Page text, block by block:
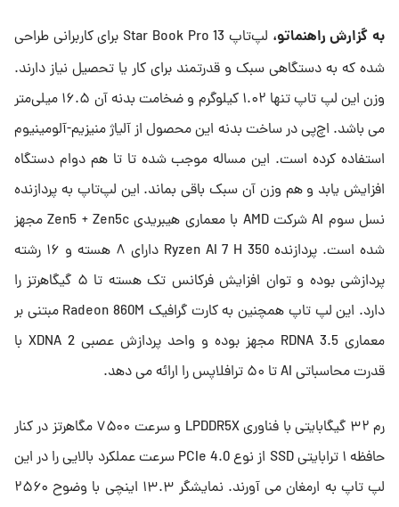
به گزارش راهنماتو،
لپ‌تاپ Star Book Pro 13 برای کاربرانی طراحی
شده که به دستگاهی سبک و قدرتمند برای کار یا تحصیل نیاز دارند.
وزن این لپ تاپ تنها ۱.۰۲ کیلوگرم و ضخامت بدنه آن ۱۶.۵ میلی‌متر
می باشد. اچ‌پی در ساخت بدنه این محصول از آلیاژ منیزیم-آلومینیوم
استفاده کرده است. این مساله موجب شده تا تا هم دوام دستگاه
افزایش یابد و هم وزن آن سبک باقی بماند. این لپ‌تاپ به پردازنده
نسل سوم AI شرکت AMD با معماری هیبریدی Zen5 + Zen5c مجهز
شده است. پردازنده Ryzen AI 7 H 350 دارای ۸ هسته و ۱۶ رشته
پردازشی بوده و توان افزایش فرکانس تک هسته تا ۵ گیگاهرتز را
دارد. این لپ تاپ همچنین به کارت گرافیک Radeon 860M مبتنی بر
معماری RDNA 3.5 مجهز بوده و واحد پردازش عصبی XDNA 2 با
قدرت محاسباتی AI تا ۵۰ ترافلاپس را ارائه می دهد.
رم ۳۲ گیگابایتی با فناوری LPDDR5X و سرعت ۷۵۰۰ مگاهرتز در کنار
حافظه ۱ ترابایتی SSD از نوع PCIe 4.0 سرعت عملکرد بالایی را در این
لپ تاپ به ارمغان می آورند. نمایشگر ۱۳.۳ اینچی با وضوح ۲۵۶۰